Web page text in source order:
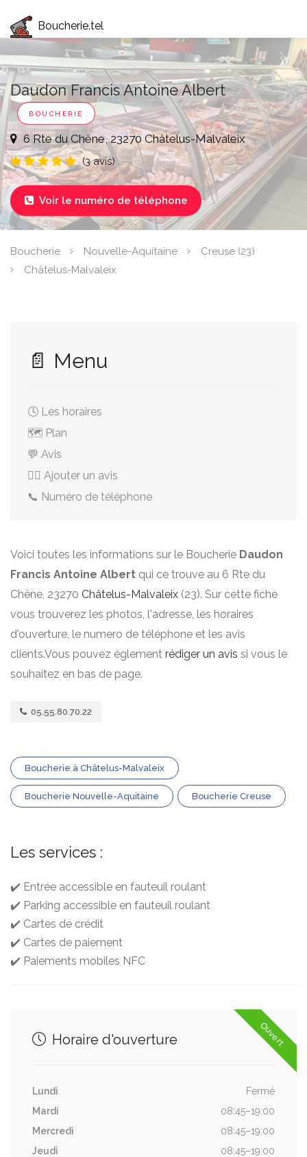
Boucherie.tel
Daudon Francis Antoine Albert
BOUCHERIE
6 Rte du Chêne, 23270 Châtelus-Malvaleix
(3 avis)
 Voir le numéro de téléphone
Boucherie Nouvelle-Aquitaine
Creuse (23)
Châtelus-Malvaleix
📄 Menu
🕓 Les horaires
🗺️ Plan
💬 Avis
✍🏻 Ajouter un avis
📞 Numéro de téléphone
Voici toutes les informations sur le Boucherie Daudon
Francis Antoine Albert qui ce trouve au 6 Rte du
Chêne, 23270 Châtelus-Malvaleix (23). Sur cette fiche
vous trouverez les photos, l'adresse, les horaires
d'ouverture, le numero de téléphone et les avis
clients.Vous pouvez églement rédiger un avis si vous le
souhaitez en bas de page.
05.55.80.70.22
Boucherie à Châtelus-Malvaleix
Boucherie Nouvelle-Aquitaine Boucherie Creuse
Les services :
✔️ Entrée accessible en fauteuil roulant
✔️ Parking accessible en fauteuil roulant
✔️ Cartes de crédit
✔️ Cartes de paiement
✔️ Paiements mobiles NFC
Ouvert
Horaire d'ouverture
Lundi
Fermé
Mardi
08:45–19:00
Mercredi
08:45–19:00
Jeudi
08:45–19:00